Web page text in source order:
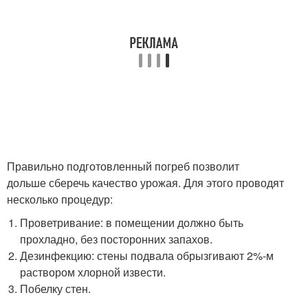
Правильно подготовленный погреб позволит
дольше сберечь качество урожая. Для этого проводят
несколько процедур:
Проветривание: в помещении должно быть
прохладно, без посторонних запахов.
Дезинфекцию: стены подвала обрызгивают 2%-м
раствором хлорной извести.
Побелку стен.